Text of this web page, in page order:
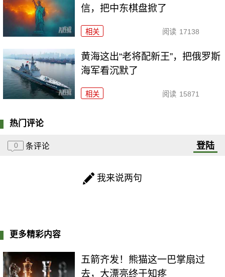
信，把中东棋盘掀了
相关 阅读 17138
黄海这出“老将配新王”，把俄罗斯
海军看沉默了
相关 阅读 15871
热门评论
0 条评论 登陆
我来说两句
更多精彩内容
五箭齐发！熊猫这一巴掌扇过
去，大漂亮终于知疼